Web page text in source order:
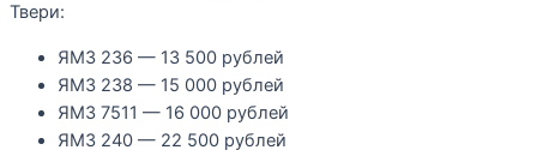
Твери:
ЯМЗ 236 — 13 500 рублей
ЯМЗ 238 — 15 000 рублей
ЯМЗ 7511 — 16 000 рублей
ЯМЗ 240 — 22 500 рублей